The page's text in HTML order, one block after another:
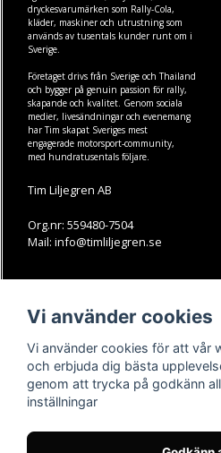
dryckesvarumärken som Rally-Cola,
kläder, maskineroch utrustning som
används av tusentals kunder runt om i
Sverige.
Företaget drivs från Sverige och Thailand
och bygger på genuin passion för rally,
skapande och kvalitet. Genom sociala
medier, livesändningar och evenemang
har Tim skapat Sveriges mest
engagerade motorsport-community,
med hundratusentals följare.
Tim Liljegren AB
Org.nr: 559480-7504
Mail: info@timliljegren.se
Köpvillkor
Kontakt
Youtube-videos
Vi använder cookies
Vi använder cookies för att vår
och erbjuda dig bästa
genom att trycka på godkänn
inställningar